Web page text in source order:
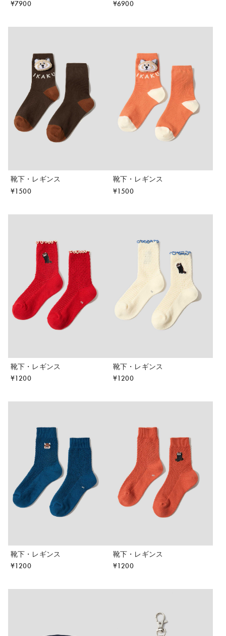
¥7900 ¥6900
靴下・レギンス
¥1500
靴下・レギンス
¥1500
靴下・レギンス
¥1200
靴下・レギンス
¥1200
靴下・レギンス
¥1200
靴下・レギンス
¥1200